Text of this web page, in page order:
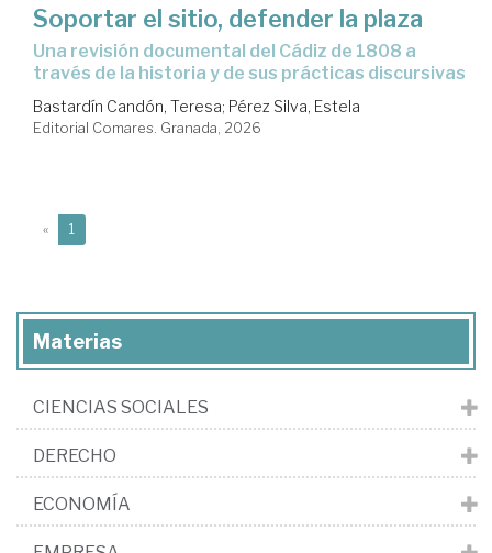
Soportar el sitio, defender la plaza
Una revisión documental del Cádiz de 1808 a
través de la historia y de sus prácticas discursivas
Bastardín Candón, Teresa; Pérez Silva, Estela
Editorial Comares. Granada, 2026
« 1
Materias
CIENCIAS SOCIALES
DERECHO
ECONOMÍA